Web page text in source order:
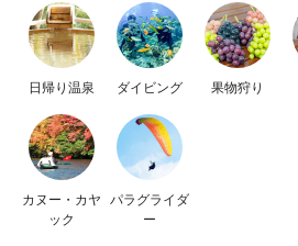
日帰り温泉 ダイビング 果物狩り
カヌー・カヤ
ック
パラグライダ
ー